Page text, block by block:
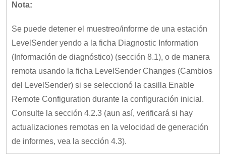
Nota:
Se puede detener el muestreo/informe de una estación
LevelSender yendo a la ficha Diagnostic Information
(Información de diagnóstico) (sección 8.1), o de manera
remota usando la ficha LevelSender Changes (Cambios
del LevelSender) si se seleccionó la casilla Enable
Remote Configuration durante la configuración inicial.
Consulte la sección 4.2.3 (aun así, verificará si hay
actualizaciones remotas en la velocidad de generación
de informes, vea la sección 4.3).